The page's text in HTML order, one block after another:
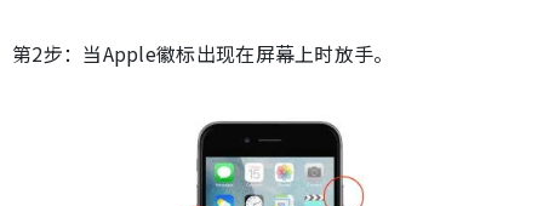
第2步：当Apple徽标出现在屏幕上时放手。